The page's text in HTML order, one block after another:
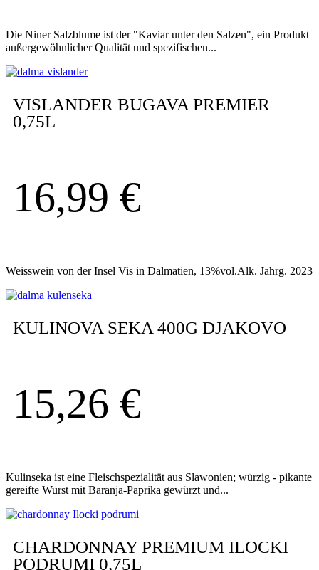
Die Niner Salzblume ist der "Kaviar unter den Salzen", ein Produkt
außergewöhnlicher Qualität und spezifischen...
VISLANDER BUGAVA PREMIER
0,75L
16,99 €
Weisswein von der Insel Vis in Dalmatien, 13%vol.Alk. Jahrg. 2023
KULINOVA SEKA 400G DJAKOVO
15,26 €
Kulinseka ist eine Fleischspezialität aus Slawonien; würzig - pikante
gereifte Wurst mit Baranja-Paprika gewürzt und...
CHARDONNAY PREMIUM ILOCKI
PODRUMI 0,75L